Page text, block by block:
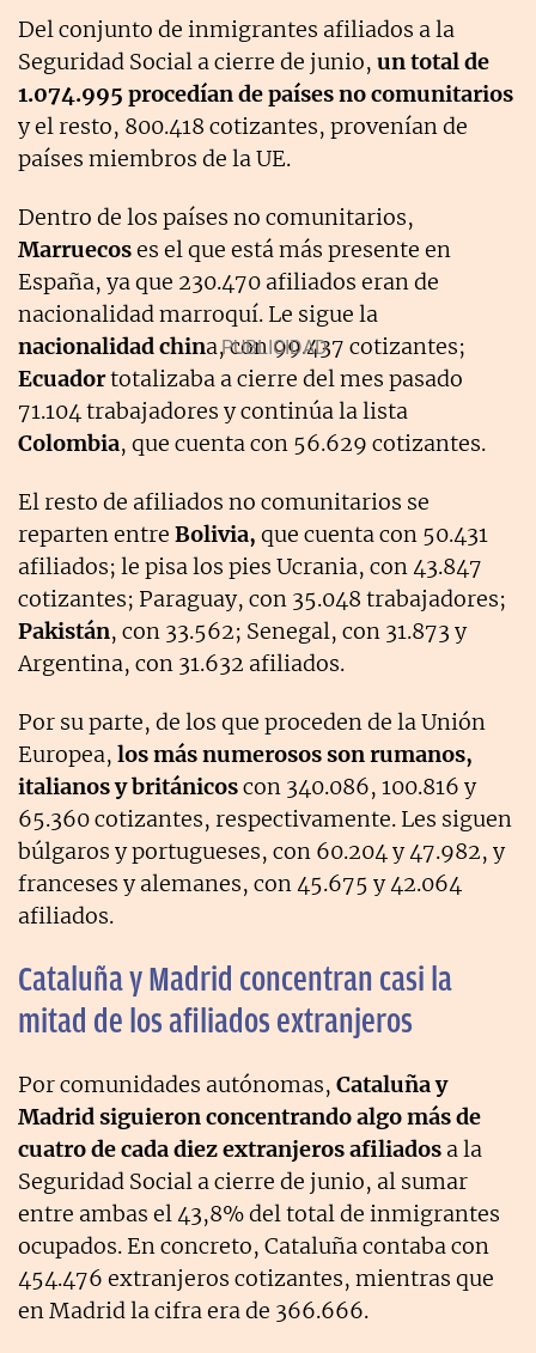
Del conjunto de inmigrantes afiliados a la
Seguridad Social a cierre de junio, un total de
1.074.995 procedían de países no comunitarios
y el resto, 800.418 cotizantes, provenían de
países miembros de la UE.
Dentro de los países no comunitarios,
Marruecoses el que está más presente en
España, ya que 230.470 afiliados eran de
nacionalidad marroquí. Le sigue la
nacionalidad china, con 99.437 cotizantes;
Ecuadortotalizaba a cierre del mes pasado
71.104 trabajadores y continúa la lista
Colombia, que cuenta con 56.629 cotizantes.
El resto de afiliados no comunitarios se
reparten entre Bolivia, que cuenta con 50.431
afiliados; le pisa los pies Ucrania, con 43.847
cotizantes; Paraguay, con 35.048 trabajadores;
Pakistán, con 33.562; Senegal, con 31.873 y
Argentina, con 31.632 afiliados.
Por su parte, de los que proceden de la Unión
Europea, los más numerosos son rumanos,
italianos y británicoscon 340.086, 100.816 y
65.360 cotizantes, respectivamente. Les siguen
búlgaros y portugueses, con 60.204 y 47.982, y
franceses y alemanes, con 45.675 y 42.064
afiliados.
Cataluña y Madrid concentran casi la
mitad de los afiliados extranjeros
Por comunidades autónomas, Cataluña y
Madrid siguieron concentrando algo más de
cuatro de cada diez extranjeros afiliados a la
Seguridad Social a cierre de junio, al sumar
entre ambas el 43,8% del total de inmigrantes
ocupados. En concreto, Cataluña contaba con
454.476 extranjeros cotizantes, mientras que
en Madrid la cifra era de 366.666.